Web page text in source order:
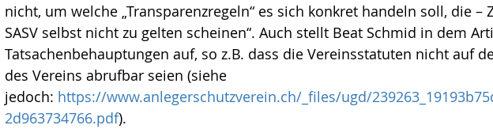
nicht, um welche „Transparenzregeln“ es sich konkret handeln soll, die –
SASV selbst nicht zu gelten scheinen“. Auch stellt Beat Schmid in dem
Tatsachenbehauptungen auf, so z.B. dass die Vereinsstatuten nicht auf
des Vereins abrufbar seien (siehe
jedoch: https://www.anlegerschutzverein.ch/_files/ugd/
2d963734766.pdf).